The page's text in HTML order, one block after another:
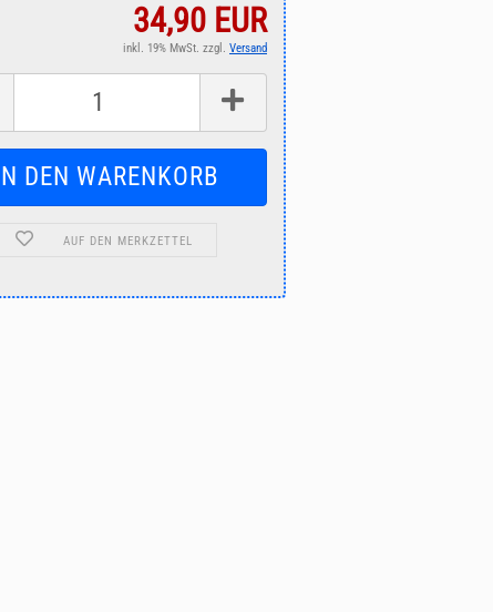
34,90 EUR
inkl. 19% MwSt. zzgl. Versand
AUF DEN MERKZETTEL